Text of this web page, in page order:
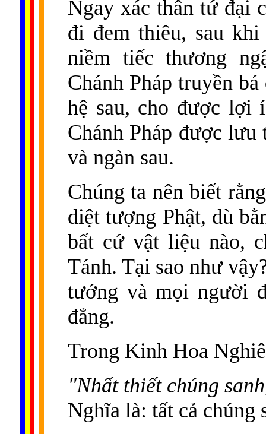
Ngay xác thân tứ đại
đi đem thiêu, sau
niềm tiếc thương
Chánh Pháp truyền
hệ sau, cho được lợi
Chánh Pháp được
và ngàn sau.
Chúng ta nên biết
diệt tượng Phật, dù
bất cứ vật liệu nào,
Tánh. Tại sao như
tướng và mọi người
đẳng.
Trong Kinh Hoa
"Nhất thiết chúng
Nghĩa là: tất cả chúng